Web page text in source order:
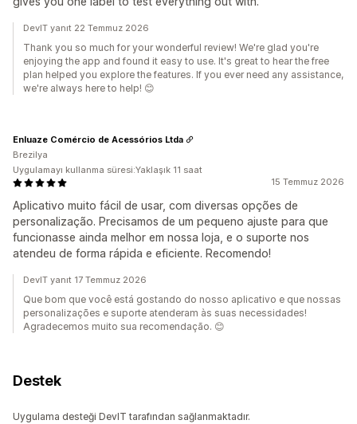
DevIT yanıt 22 Temmuz 2026
Thank you so much for your wonderful review! We're glad you're
enjoying the app and found it easy to use. It's great to hear the free
plan helped you explore the features. If you ever need any assistance,
we're always here to help! 😊
15 Temmuz 2026
Aplicativo muito fácil de usar, com diversas opções de
personalização. Precisamos de um pequeno ajuste para que
funcionasse ainda melhor em nossa loja, e o suporte nos
atendeu de forma rápida e eficiente. Recomendo!
Enluaze Comércio de Acessórios Ltda
Brezilya
Uygulamayı kullanma süresi:Yaklaşık 11 saat
DevIT yanıt 17 Temmuz 2026
Que bom que você está gostando do nosso aplicativo e que nossas
personalizações e suporte atenderam às suas necessidades!
Agradecemos muito sua recomendação. 😊
Destek
Uygulama desteği DevIT tarafından sağlanmaktadır.